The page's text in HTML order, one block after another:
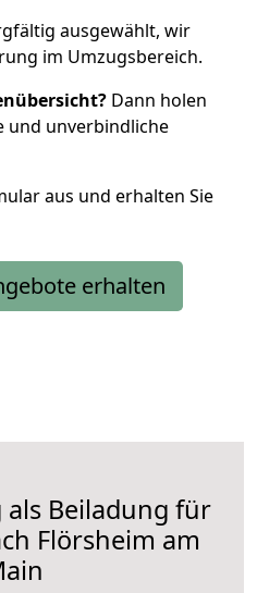
ausgewählt, wir
im Umzugsbereich.
Dann holen
und unverbindliche
aus und erhalten Sie
erhalten
Beiladung für
Flörsheim am